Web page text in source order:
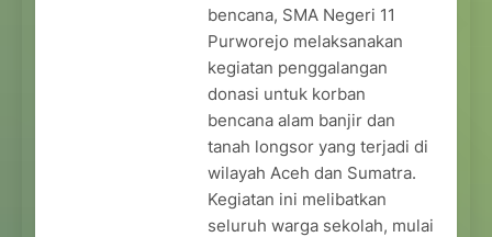
bencana, SMA Negeri 11
Purworejo melaksanakan
kegiatan penggalangan
donasi untuk korban
bencana alam banjir dan
tanah longsor yang terjadi di
wilayah Aceh dan Sumatra.
Kegiatan ini melibatkan
seluruh warga sekolah, mulai